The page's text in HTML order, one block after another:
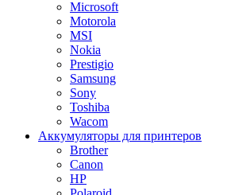
Microsoft
Motorola
MSI
Nokia
Prestigio
Samsung
Sony
Toshiba
Wacom
Аккумуляторы для принтеров
Brother
Canon
HP